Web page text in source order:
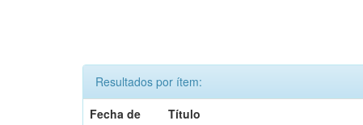
Resultados por ítem:
Fecha de
Título